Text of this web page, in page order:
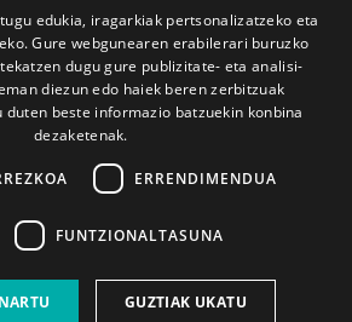
2026ko mar. 1a
edukia, iragarkiak pertsonalizatzeko eta
Gure webgunearen erabilerari buruzko
dugu gure publizitate- eta analisi-
diezun edo haiek beren zerbitzuak
beste informazio batzuekin konbina
dezaketenak.
ERRENDIMENDUA
FUNTZIONALTASUNA
GUZTIAK UKATU